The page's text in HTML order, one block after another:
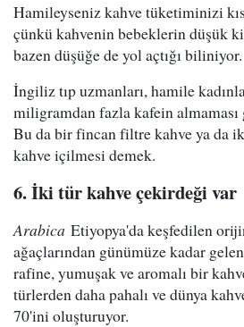
Hamileyseniz kahve tüketiminizi
çünkü kahvenin bebeklerin düşük
bazen düşüğe de yol açtığı biliniyor.
İngiliz tıp uzmanları, hamile
miligramdan fazla kafein
Bu da bir fincan filtre kahve ya da
kahve içilmesi demek.
6. İki tür kahve çekirdeği var
Arabica Etiyopya'da keşfedilen
ağaçlarından günümüze kadar
rafine, yumuşak ve aromalı bir
türlerden daha pahalı ve dünya
70'ini oluşturuyor.